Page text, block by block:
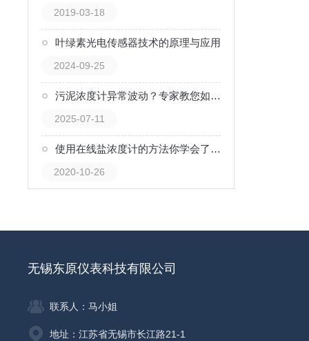
2019-03-18
叶绿素光电传感器技术的原理与应用
2024-09-25
污泥浓度计异常波动？专家教您如何快速排查问题
2025-07-11
使用在线盐浓度计的方法你学会了吗？
2020-10-26
无锡东原仪表科技有限公司
联系人：马小姐
地址：江苏省无锡市长江路21-1